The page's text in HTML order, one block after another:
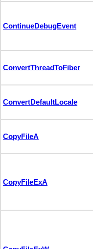
ContinueDebugEvent
ConvertThreadToFiber
ConvertDefaultLocale
CopyFileA
CopyFileExA